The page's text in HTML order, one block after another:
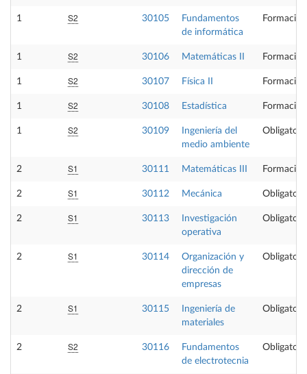
1 S2 30105
Fundamentos
de informática
1 S2 30106 Matemáticas II
1 S2 30107 Física II
1 S2 30108 Estadística
1 S2 30109
Ingeniería del
medio ambiente
2 S1 30111 Matemáticas III
2 S1 30112 Mecánica
2 S1 30113
Investigación
operativa
2 S1 30114
Organización y
dirección de
empresas
2 S1 30115
Ingeniería de
materiales
2 S2 30116
Fundamentos
de electrotecnia